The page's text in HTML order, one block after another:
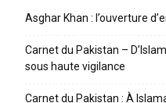
Asghar Khan : l’ouverture
Carnet du Pakistan –
sous haute vigilance
Carnet du Pakistan : À